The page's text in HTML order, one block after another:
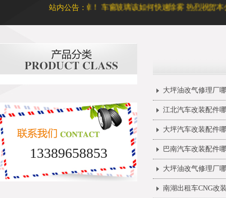
站内公告：
恐致癌，请立刻撕掉！ 车窗玻璃该如何快速除雾热烈祝贺本公
13389658853
大坪油改气修理厂
江北汽车改装配件
大坪汽车改装配件
巴南汽车改装配件
大坪油改气修理厂
南湖出租车CNG改